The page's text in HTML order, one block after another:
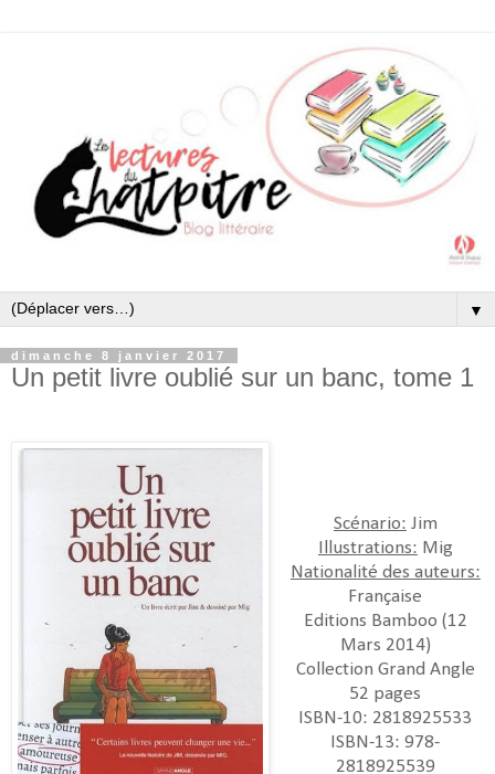
▼
dimanche 8 janvier 2017
Un petit livre oublié sur un banc, tome 1
Scénario: Jim
Illustrations: Mig
Nationalité des auteurs:
Française
Editions Bamboo (12
Mars 2014)
Collection Grand Angle
52 pages
ISBN-10: 2818925533
ISBN-13: 978-
2818925539